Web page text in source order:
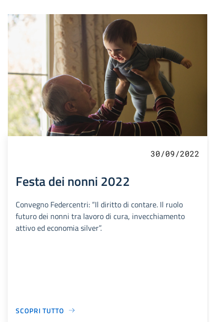
30/09/2022
Festa dei nonni 2022
Convegno Federcentri: “Il diritto di contare. Il ruolo
futuro dei nonni tra lavoro di cura, invecchiamento
attivo ed economia silver”.
SCOPRI TUTTO